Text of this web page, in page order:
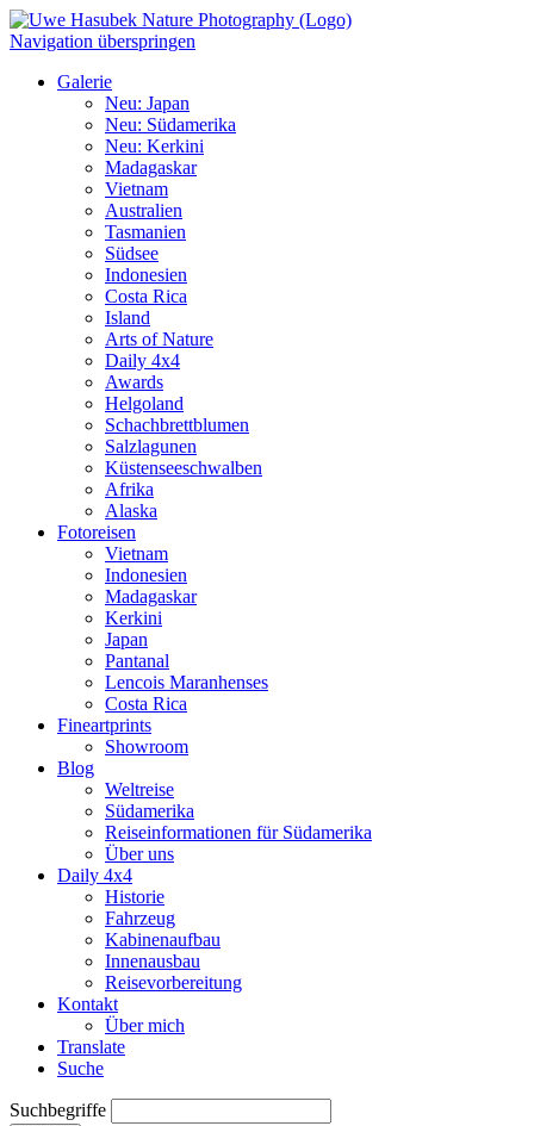
Navigation überspringen
Galerie
Neu: Japan
Neu: Südamerika
Neu: Kerkini
Madagaskar
Vietnam
Australien
Tasmanien
Südsee
Indonesien
Costa Rica
Island
Arts of Nature
Daily 4x4
Awards
Helgoland
Schachbrettblumen
Salzlagunen
Küstenseeschwalben
Afrika
Alaska
Fotoreisen
Vietnam
Indonesien
Madagaskar
Kerkini
Japan
Pantanal
Lencois Maranhenses
Costa Rica
Fineartprints
Showroom
Blog
Weltreise
Südamerika
Reiseinformationen für Südamerika
Über uns
Daily 4x4
Historie
Fahrzeug
Kabinenaufbau
Innenausbau
Reisevorbereitung
Kontakt
Über mich
Translate
Suche
Suchbegriffe